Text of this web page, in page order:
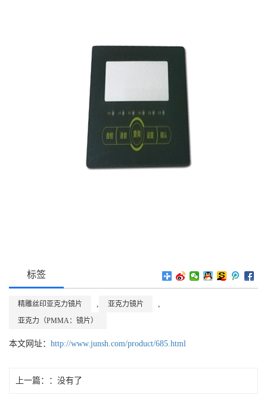
标签
精雕丝印亚克力镜片 亚克力镜片
亚克力（PMMA：镜片）
本文网址： http://www.junsh.com/product/685.html
上一篇： 没有了